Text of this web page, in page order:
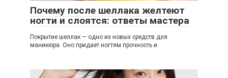
Почему после шеллака желтеют
ногти и слоятся: ответы мастера
Покрытие шеллак — одно из новых средств для
маникюра. Оно придает ногтям прочность и